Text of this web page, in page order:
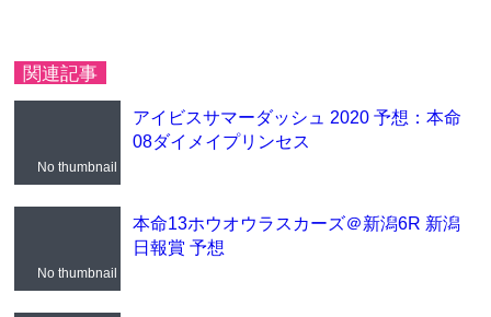
関連記事
No thumbnail
アイビスサマーダッシュ 2020 予想：本命
08ダイメイプリンセス
No thumbnail
本命13ホウオウラスカーズ＠新潟6R 新潟
日報賞 予想